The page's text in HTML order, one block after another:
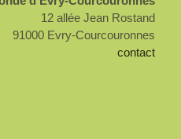
12 allée Jean Rostand
91000 Evry-Courcouronnes
contact